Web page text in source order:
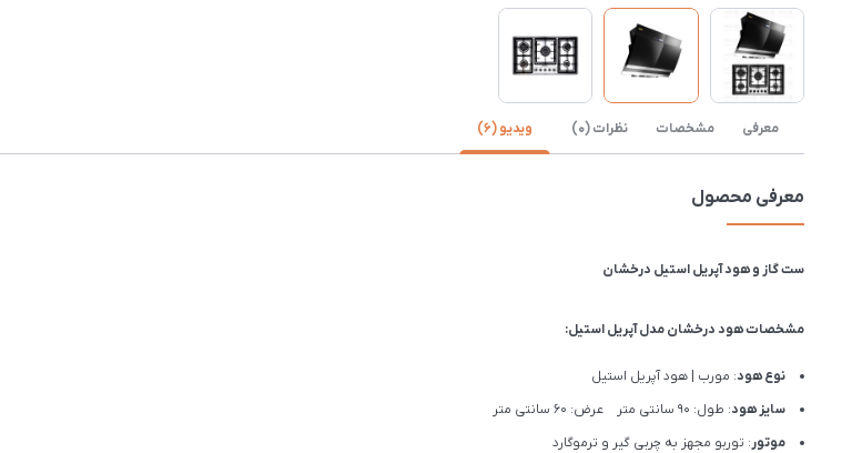
معرفی مشخصات نظرات (0) ویدیو (6)
معرفی محصول
ست گاز و هود آپریل استیل درخشان
مشخصات هود درخشان مدل آپریل استیل:
نوع هود: مورب | هود آپریل استیل
سایز هود: طول: 90 سانتی متر عرض: 60 سانتی متر
موتور: توربو مجهز به چربی گیر و ترموگارد